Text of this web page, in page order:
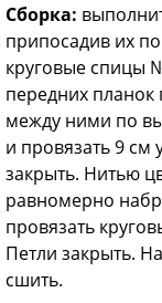
Сборка:
припосадив их
круговые спицы
передних
между ними по
и провязать 9 см
закрыть. Нитью
равномерно
провязать
Петли закрыть.
сшить.